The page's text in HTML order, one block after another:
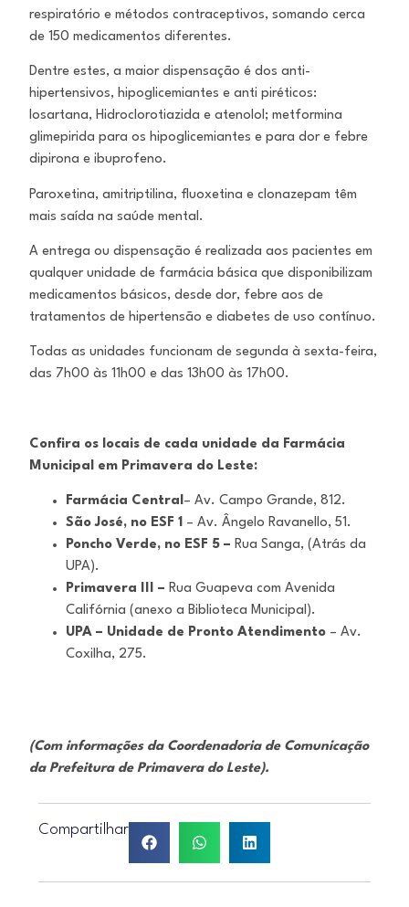
respiratório e métodos contraceptivos, somando cerca
de 150 medicamentos diferentes.
Dentre estes, a maior dispensação é dos anti-
hipertensivos, hipoglicemiantes e anti piréticos:
losartana, Hidroclorotiazida e atenolol; metformina
glimepirida para os hipoglicemiantes e para dor e febre
dipirona e ibuprofeno.
Paroxetina, amitriptilina, fluoxetina e clonazepam têm
mais saída na saúde mental.
A entrega ou dispensação é realizada aos pacientes em
qualquer unidade de farmácia básica que disponibilizam
medicamentos básicos, desde dor, febre aos de
tratamentos de hipertensão e diabetes de uso contínuo.
Todas as unidades funcionam de segunda à sexta-feira,
das 7h00 às 11h00 e das 13h00 às 17h00.
Confira os locais de cada unidade da Farmácia
Municipal em Primavera do Leste:
Farmácia Central– Av. Campo Grande, 812.
São José, no ESF 1 – Av. Ângelo Ravanello, 51.
Poncho Verde, no ESF 5 – Rua Sanga, (Atrás da
UPA).
Primavera III – Rua Guapeva com Avenida
Califórnia (anexo a Biblioteca Municipal).
UPA – Unidade de Pronto Atendimento – Av.
Coxilha, 275.
(Com informações da Coordenadoria de Comunicação
da Prefeitura de Primavera do Leste).
Compartilhar